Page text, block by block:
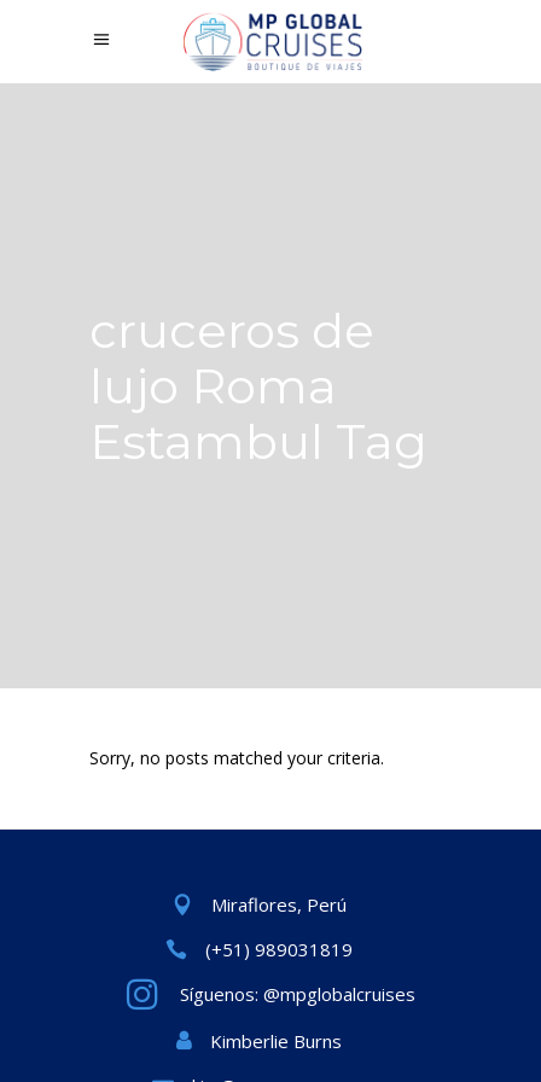
cruceros de
lujo Roma
Estambul Tag
Sorry, no posts matched your criteria.
Miraflores, Perú
(+51) 989031819
Síguenos: @mpglobalcruises
Kimberlie Burns